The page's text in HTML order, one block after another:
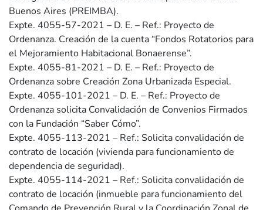
Buenos Aires (PREIMBA).
Expte. 4055-57-2021 – D. E. – Ref.: Proyecto de
Ordenanza. Creación de la cuenta “Fondos Rotatorios para
el Mejoramiento Habitacional Bonaerense”.
Expte. 4055-81-2021 – D. E. – Ref.: Proyecto de
Ordenanza sobre Creación Zona Urbanizada Especial.
Expte. 4055-101-2021 – D. E. – Ref.: Proyecto de
Ordenanza solicita Convalidación de Convenios Firmados
con la Fundación “Saber Cómo”.
Expte. 4055-113-2021 – Ref.: Solicita convalidación de
contrato de locación (vivienda para funcionamiento de
dependencia de seguridad).
Expte. 4055-114-2021 – Ref.: Solicita convalidación de
contrato de locación (inmueble para funcionamiento del